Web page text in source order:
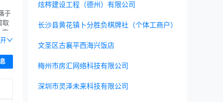
于
取
市
炫梣建设工程（德州）有限公司
长沙县黄花镇卜分胜负棋牌社（个体工商户）
文圣区古襄平西海兴饭店
梅州市房汇网络科技有限公司
深圳市灵泽未来科技有限公司